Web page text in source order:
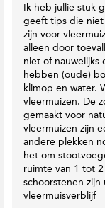
o
E
a
r
t
h
o
p
T
w
i
t
t
e
r
d
a
c
t
i
e
D
o
w
n
t
o
E
a
r
Ik heb jullie stuk
geeft tips die niet
zijn voor
alleen door
niet of nauwelijks
hebben (oude)
klimop en water.
vleermuizen. De
gemaakt voor
vleermuizen zijn
andere plekken
het om
ruimte van 1 tot
schoorstenen
vleermuisverblijf